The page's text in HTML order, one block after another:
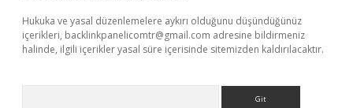
Hukuka ve yasal düzenlemelere aykırı olduğunu düşündüğünüz
içerikleri, backlinkpanelicomtr@gmail.com adresine bildirmeniz
halinde, ilgili içerikler yasal süre içerisinde sitemizden kaldırılacaktır.